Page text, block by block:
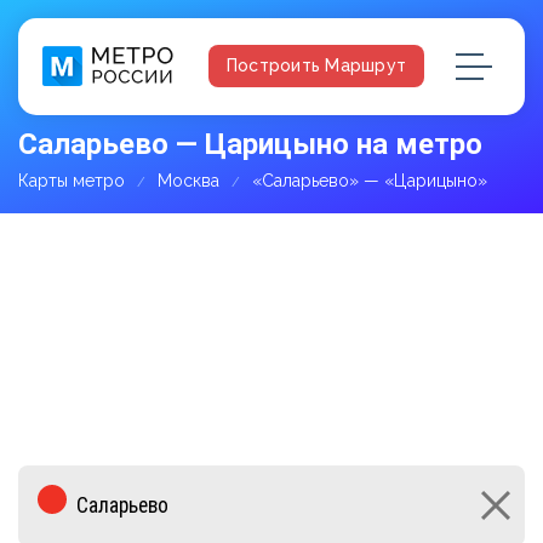
Построить Маршрут
Саларьево — Царицыно на метро
Карты метро Москва «Саларьево» — «Царицыно»